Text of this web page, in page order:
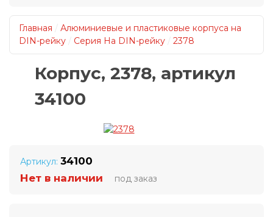
Главная
Алюминиевые и пластиковые корпуса на
DIN-рейку
Серия На DIN-рейку 2378
Корпус, 2378, артикул
34100
Артикул: 34100
Нет в наличии
под заказ